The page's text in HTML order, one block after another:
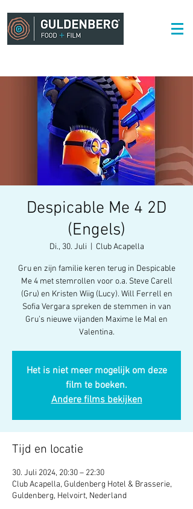
Despicable Me 4 2D
(Engels)
Di., 30. Juli Club Acapella
Gru en zijn familie keren terug in Despicable
Me 4 met stemrollen voor o.a. Steve Carell
(Gru) en Kristen Wiig (Lucy). Will Ferrell en
Sofia Vergara spreken de stemmen in van
Gru’s nieuwe vijanden Maxime le Mal en
Valentina.
Het is niet meer mogelijk om deze
film te boeken.
Andere films bekijken
Tijd en locatie
30. Juli 2024, 20:30 – 22:30
Club Acapella, Guldenberg Hotel & Brasserie,
Guldenberg, Helvoirt, Nederland